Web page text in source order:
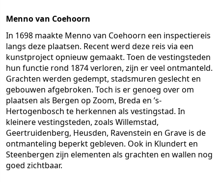
Menno van Coehoorn
In 1698 maakte Menno van Coehoorn een inspectiereis
langs deze plaatsen. Recent werd deze reis via een
kunstproject opnieuw gemaakt. Toen de vestingsteden
hun functie rond 1874 verloren, zijn er veel ontmanteld.
Grachten werden gedempt, stadsmuren geslecht en
gebouwen afgebroken. Toch is er genoeg over om
plaatsen als Bergen op Zoom, Breda en ’s-
Hertogenbosch te herkennen als vestingstad. In
kleinere vestingsteden, zoals Willemstad,
Geertruidenberg, Heusden, Ravenstein en Grave is de
ontmanteling beperkt gebleven. Ook in Klundert en
Steenbergen zijn elementen als grachten en wallen nog
goed zichtbaar.